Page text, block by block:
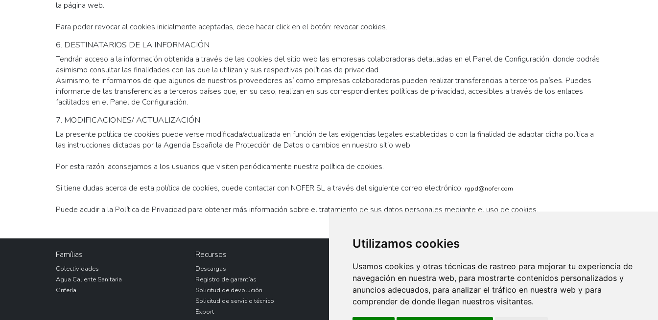
Utilizamos cookies
Usamos cookies y otras técnicas de rastreo para mejorar tu experiencia de
navegación en nuestra web, para mostrarte contenidos personalizados y
anuncios adecuados, para analizar el tráfico en nuestra web y para
comprender de donde llegan nuestros visitantes.
la página web.
Para poder revocar al cookies inicialmente aceptadas, debe hacer click en el botón: revocar cookies.
6. DESTINATARIOS DE LA INFORMACIÓN
Tendrán acceso a la información obtenida a través de las cookies del sitio web las empresas colaboradoras detalladas en el Panel de Configuración, donde podrás
asimismo consultar las finalidades con las que la utilizan y sus respectivas políticas de privacidad.
Asimismo, te informamos de que algunos de nuestros proveedores así como empresas colaboradoras pueden realizar transferencias a terceros países. Puedes
informarte de las transferencias a terceros países que, en su caso, realizan en sus correspondientes políticas de privacidad, accesibles a través de los enlaces
facilitados en el Panel de Configuración.
7. MODIFICACIONES/ ACTUALIZACIÓN
La presente política de cookies puede verse modificada/actualizada en función de las exigencias legales establecidas o con la finalidad de adaptar dicha política a
las instrucciones dictadas por la Agencia Española de Protección de Datos o cambios en nuestro sitio web.
Por esta razón, aconsejamos a los usuarios que visiten periódicamente nuestra política de cookies.
Si tiene dudas acerca de esta política de cookies, puede contactar con NOFER SL a través del siguiente correo electrónico: rgpd@nofer.com
Puede acudir a la Política de Privacidad para obtener más información sobre el tratamiento de sus datos personales mediante el uso de cookies.
Famílias
Colectividades
Agua Caliente Sanitaria
Grifería
Recursos
Descargas
Registro de garantías
Solicitud de devolución
Solicitud de servicio técnico
Export
Aviso Legal
Política de Privacidad
Política de Cookies
Ctra. Laureà Miró, 385-387
08980 Sant Feliu de LLobregat
Barcelona - España
+34 934 742 423
F +34 934 743 548
Contacto